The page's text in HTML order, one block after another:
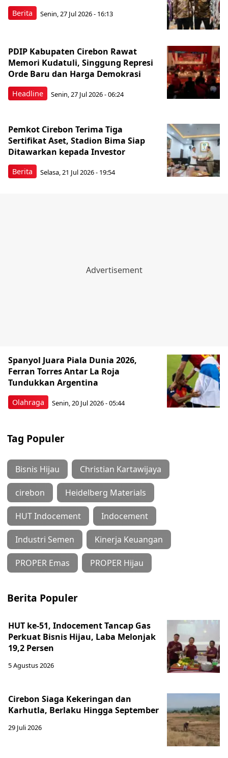
Berita Senin, 27 Jul 2026 - 16:13
Headline
PDIP Kabupaten Cirebon Rawat
Memori Kudatuli, Singgung Represi
Orde Baru dan Harga Demokrasi
Senin, 27 Jul 2026 - 06:24
Berita
Pemkot Cirebon Terima Tiga
Sertifikat Aset, Stadion Bima Siap
Ditawarkan kepada Investor
Selasa, 21 Jul 2026 - 19:54
Olahraga
Spanyol Juara Piala Dunia 2026,
Ferran Torres Antar La Roja
Tundukkan Argentina
Senin, 20 Jul 2026 - 05:44
Tag Populer
Bisnis Hijau Christian Kartawijaya
cirebon Heidelberg Materials
HUT Indocement Indocement
Industri Semen Kinerja Keuangan
PROPER Emas PROPER Hijau
Berita Populer
HUT ke-51, Indocement Tancap Gas
Perkuat Bisnis Hijau, Laba Melonjak
19,2 Persen
5 Agustus 2026
Cirebon Siaga Kekeringan dan
Karhutla, Berlaku Hingga September
29 Juli 2026